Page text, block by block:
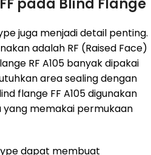
pada Blind Flange
juga menjadi detail penting.
adalah RF (Raised Face)
RF A105 banyak dipakai
area sealing dengan
flange FF A105 digunakan
memakai permukaan
dapat membuat